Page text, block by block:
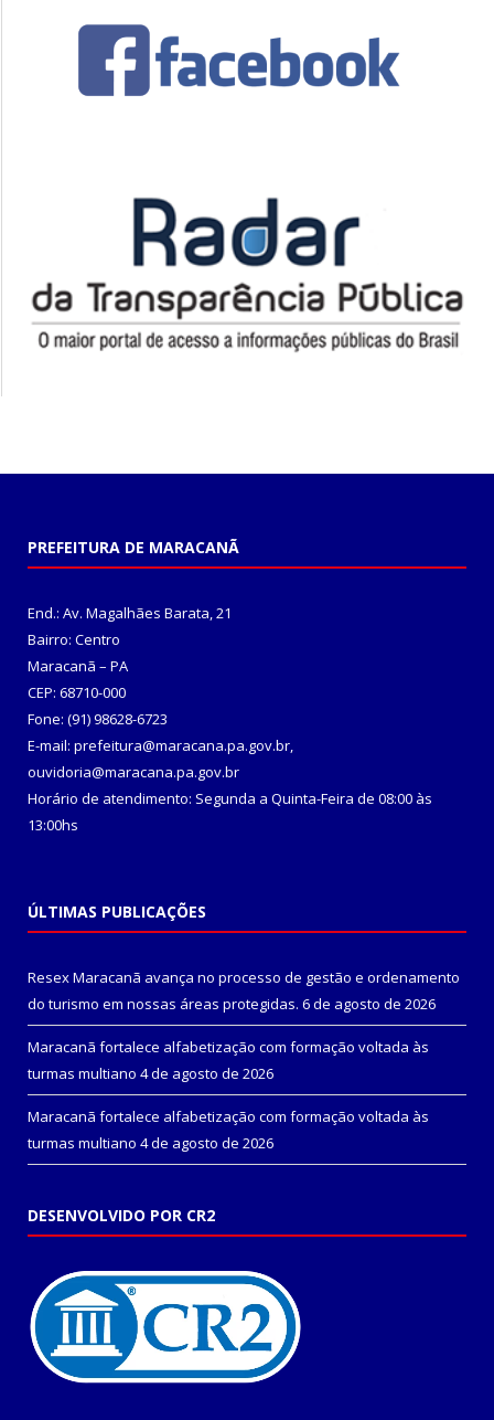
PREFEITURA DE MARACANÃ
End.: Av. Magalhães Barata, 21
Bairro: Centro
Maracanã – PA
CEP: 68710-000
Fone: (91) 98628-6723
E-mail: prefeitura@maracana.pa.gov.br,
ouvidoria@maracana.pa.gov.br
Horário de atendimento: Segunda a Quinta-Feira de 08:00 às
13:00hs
ÚLTIMAS PUBLICAÇÕES
Resex Maracanã avança no processo de gestão e ordenamento
do turismo em nossas áreas protegidas. 6 de agosto de 2026
Maracanã fortalece alfabetização com formação voltada às
turmas multiano 4 de agosto de 2026
Maracanã fortalece alfabetização com formação voltada às
turmas multiano 4 de agosto de 2026
DESENVOLVIDO POR CR2